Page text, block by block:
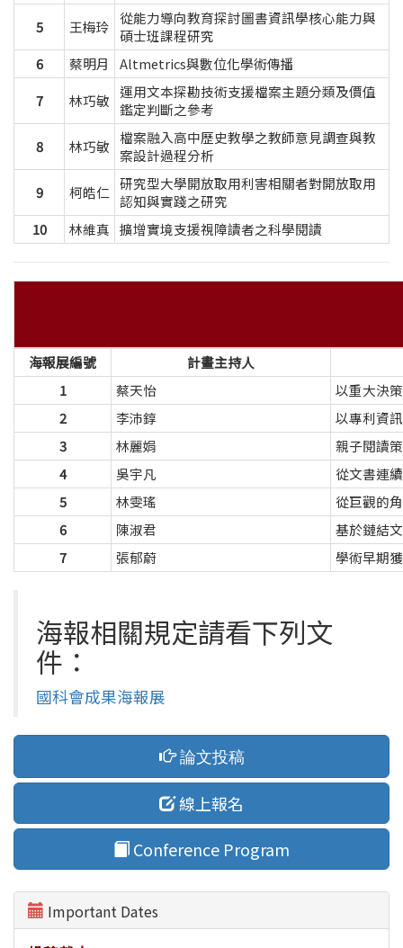
5
王梅玲
從能力導向教育探討圖書資訊學核心能力與
碩士班課程研究
6
蔡明月
Altmetrics與數位化學術傳播
7
林巧敏
運用文本探勘技術支援檔案主題分類及價值
鑑定判斷之參考
8
林巧敏
檔案融入高中歷史教學之教師意見調查與教
案設計過程分析
9
柯皓仁 研究型大學開放取用利害相關者對開放取用
認知與實踐之研究
10
林維真 擴增實境支援視障讀者之科學閱讀
海報展編號
計畫主持人
1
蔡天怡
以重大決
2
李沛錞
以專利資
3
林麗娟
親子閱讀
4
吳宇凡
從文書連
5
林雯瑤
從巨觀的
6
陳淑君
基於鏈結
7
張郁蔚 學術早期
海報相關規定請看下列文
件：
國科會成果海報展
論文投稿
線上報名
Conference Program
Important Dates